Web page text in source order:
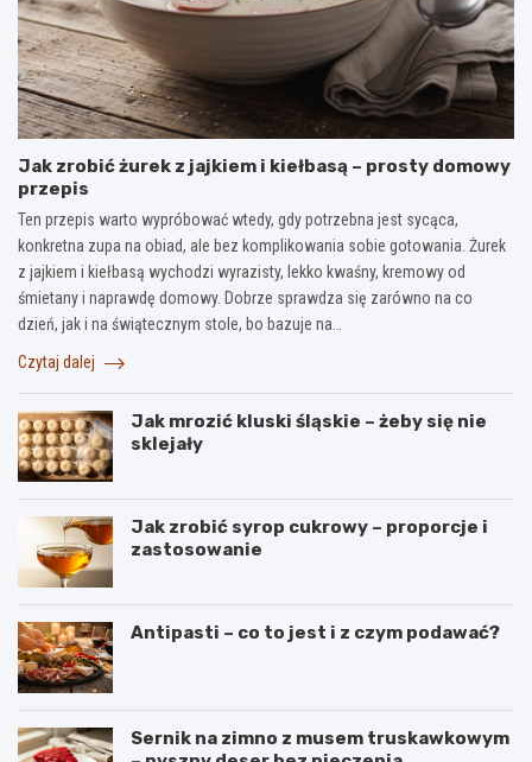
Jak zrobić żurek z jajkiem i kiełbasą – prosty domowy
przepis
Ten przepis warto wypróbować wtedy, gdy potrzebna jest sycąca,
konkretna zupa na obiad, ale bez komplikowania sobie gotowania. Żurek
z jajkiem i kiełbasą wychodzi wyrazisty, lekko kwaśny, kremowy od
śmietany i naprawdę domowy. Dobrze sprawdza się zarówno na co
dzień, jak i na świątecznym stole, bo bazuje na…
Czytaj dalej
Jak mrozić kluski śląskie – żeby się nie
sklejały
Jak zrobić syrop cukrowy – proporcje i
zastosowanie
Antipasti – co to jest i z czym podawać?
Sernik na zimno z musem truskawkowym